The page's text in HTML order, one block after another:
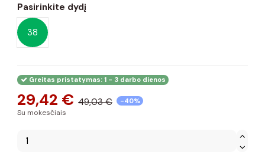
Pasirinkite dydį
38
Greitas pristatymas: 1 - 3 darbo dienos
29,42 € 49,03 € -40%
Su mokesčiais